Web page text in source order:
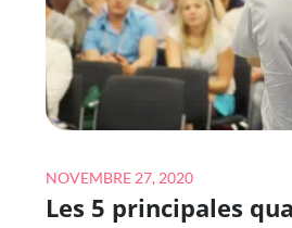
Posted
on
NOVEMBRE 27, 2020
Les 5 principales